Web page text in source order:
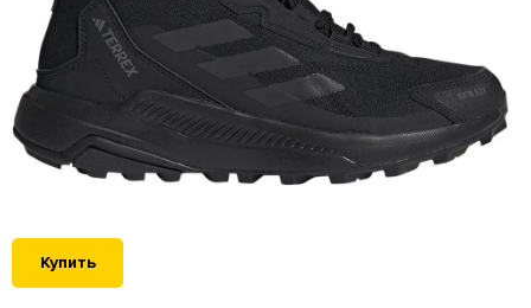
Купить